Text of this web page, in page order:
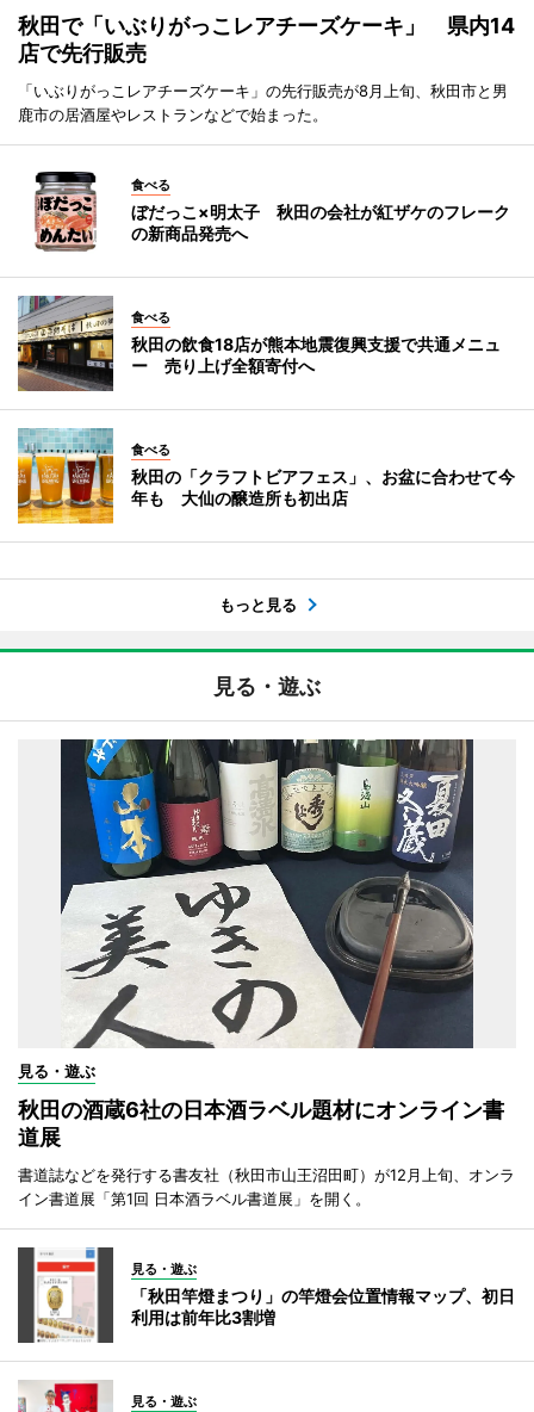
秋田で「いぶりがっこレアチーズケーキ」 県内14
店で先行販売
「いぶりがっこレアチーズケーキ」の先行販売が8月上旬、秋田市と男
鹿市の居酒屋やレストランなどで始まった。
食べる
ぼだっこ×明太子 秋田の会社が紅ザケのフレーク
の新商品発売へ
食べる
秋田の飲食18店が熊本地震復興支援で共通メニュ
ー 売り上げ全額寄付へ
食べる
秋田の「クラフトビアフェス」、お盆に合わせて今
年も 大仙の醸造所も初出店
もっと見る
見る・遊ぶ
見る・遊ぶ
秋田の酒蔵6社の日本酒ラベル題材にオンライン書
道展
書道誌などを発行する書友社（秋田市山王沼田町）が12月上旬、オンラ
イン書道展「第1回 日本酒ラベル書道展」を開く。
見る・遊ぶ
「秋田竿燈まつり」の竿燈会位置情報マップ、初日
利用は前年比3割増
見る・遊ぶ